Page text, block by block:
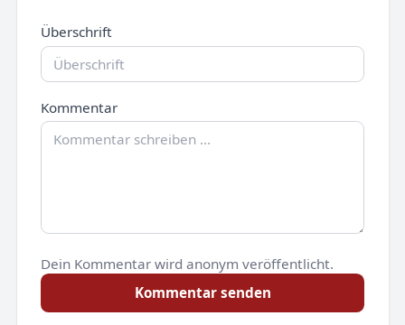
Überschrift
Kommentar
Dein Kommentar wird anonym veröffentlicht.
Kommentar senden